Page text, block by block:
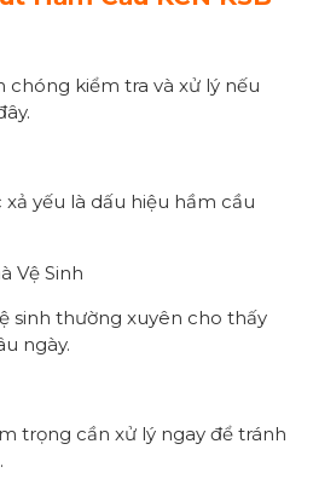
chóng kiểm tra và xử lý nếu
yếu là dấu hiệu hầm cầu
Vệ Sinh
sinh thường xuyên cho thấy
ngày.
trọng cần xử lý ngay để tránh